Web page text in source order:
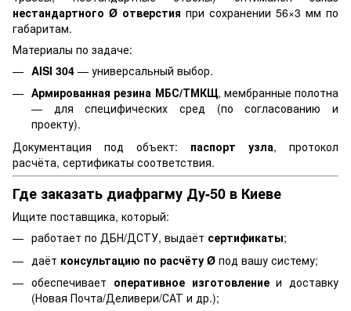
нестандартного Ø отверстия при сохранении 56×3 мм по
габаритам.
Материалы по задаче:
AISI 304 — универсальный выбор.
Армированная резина МБС/ТМКЩ, мембранные полотна
— для специфических сред (по согласованию и
проекту).
Документация под объект: паспорт узла, протокол
расчёта, сертификаты соответствия.
Где заказать диафрагму Ду-50 в Киеве
Ищите поставщика, который:
работает по ДБН/ДСТУ, выдаёт сертификаты;
даёт консультацию по расчёту Ø под вашу систему;
обеспечивает оперативное изготовлениеи доставку
(Новая Почта/Деливери/САТ и др.);